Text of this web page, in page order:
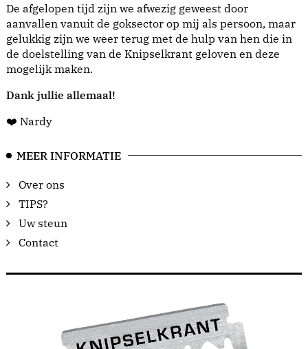
De afgelopen tijd zijn we afwezig geweest door
aanvallen vanuit de goksector op mij als persoon, maar
gelukkig zijn we weer terug met de hulp van hen die in
de doelstelling van de Knipselkrant geloven en deze
mogelijk maken.
Dank jullie allemaal!
❤️ Nardy
MEER INFORMATIE
Over ons
TIPS?
Uw steun
Contact